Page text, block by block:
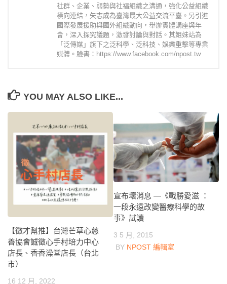
社群、企業、弱勢與社福組織之溝通，強化公益組織
橫向連結，矢志成為臺灣最大公益交流平臺。另引進
國際發展援助與國外組織動向，舉辦實體講座與年
會，深入探究議題，激發討論與對話。其姐妹站為
「泛傳媒」旗下之泛科學、泛科技、娛樂重擊等專業
媒體。臉書：https://www.facebook.com/npost.tw
YOU MAY ALSO LIKE...
【徵才幫推】台灣芒草心慈
善協會誠徵心手村培力中心
店長、香香澡堂店長（台北
市）
16 12 月, 2022
宣布壞消息 —《戰勝愛滋 ：
一段永遠改變醫療科學的故
事》試讀
3 5 月, 2015
BY NPOST 編輯室